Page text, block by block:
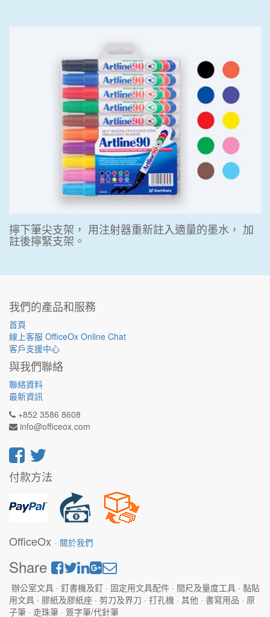
擰下筆尖支架， 用注射器重新註入適量的墨水， 加
註後擰緊支架。
我們的產品和服務
首頁
線上客服 OfficeOx Online Chat
客戶支援中心
與我們聯絡
聯絡資料
最新資訊
+852 3586 8608
info@officeox.com
付款方法
OfficeOx - 關於我們
Share
辦公室文具 · 釘書機及釘 · 固定用文具配件 · 間尺及量度工具 · 黏貼
用文具 · 膠紙及膠紙座 · 剪刀及界刀 · 打孔機 · 其他 · 書寫用品 · 原
子筆 · 走珠筆 · 簽字筆/代針筆